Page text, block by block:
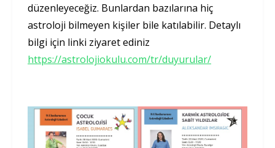
düzenleyeceğiz. Bunlardan bazılarına hiç
astroloji bilmeyen kişiler bile katılabilir. Detaylı
bilgi için linki ziyaret ediniz
https://astrolojiokulu.com/tr/duyurular/